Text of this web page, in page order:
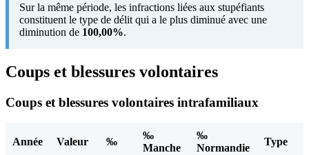
Sur la même période, les infractions liées aux stupéfiants
constituent le type de délit qui a le plus diminué avec une
diminution de 100,00%.
Coups et blessures volontaires
Coups et blessures volontaires intrafamiliaux
Année Valeur ‰
‰
Manche
‰
Normandie
Type